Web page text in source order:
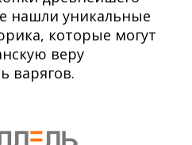
нашли уникальные
которые могут
веру
варягов.